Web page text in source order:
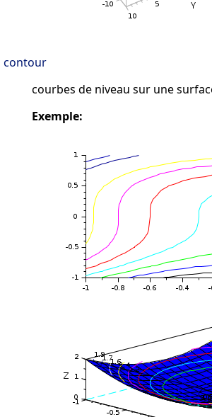
contour
courbes de niveau sur une
Exemple: